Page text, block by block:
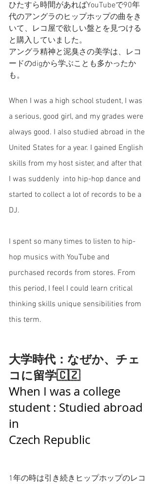
ひたすら時間があればYouTubeで90年
代のアングラのヒップホップの曲をき
いて、レコ屋で欲しい盤とを見つける
と購入していました。
アングラ精神と泥臭さの美学は、レコ
ードのdigから学ぶことも多かったか
も。
When I was a high school student, I was
a serious, good girl, and my grades were
always good. I also studied abroad in the
United States for a year. I gained English
skills from my host sister, and after that
I was suddenly  into hip-hop dance and
started to collect a lot of records to be a
DJ.
I spent so many times to listen to hip-
hop musics with YouTube and
purchased records from stores. From
this period, I feel I could learn critical
thinking skills unique sensibilities from
this term.
大学時代：なぜか、チェ
コに留学🇨🇿
When I was a college
student : Studied abroad
in
Czech Republic
1年の時は引き続きヒップホップのレコ